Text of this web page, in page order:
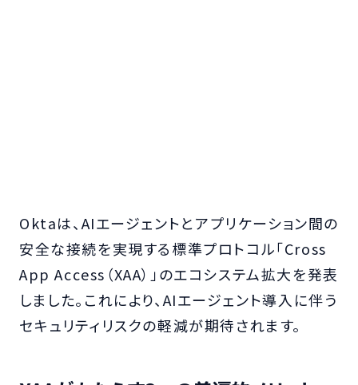
Oktaは、AIエージェントとアプリケーション間の
安全な接続を実現する標準プロトコル「Cross
App Access（XAA）」のエコシステム拡大を発表
しました。これにより、AIエージェント導入に伴う
セキュリティリスクの軽減が期待されます。